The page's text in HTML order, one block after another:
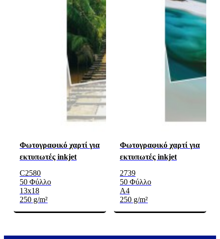
Φωτογραφικό χαρτί για
εκτυπωτές inkjet
C2580
50 Φύλλο
13x18
250 g/m²
Φωτογραφικό χαρτί για
εκτυπωτές inkjet
2739
50 Φύλλο
A4
250 g/m²